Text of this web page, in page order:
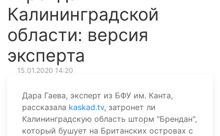
Калининградской
области: версия
эксперта
15.01.2020 14:20
Дара Гаева, эксперт из БФУ им. Канта,
рассказала kaskad.tv, затронет ли
Калининградскую область шторм "Брендан",
который бушует на Британских островах с